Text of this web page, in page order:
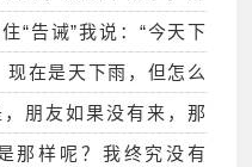
“告诫”我说：“今天下
现在是天下雨，但怎么
朋友如果没有来，那
那样呢？我终究没有